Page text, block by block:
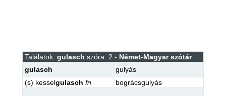
Találatok gulasch szóra: 2 - Német-Magyar szótár
gulasch
gulyás
(s) kesselgulasch fn bográcsgulyás